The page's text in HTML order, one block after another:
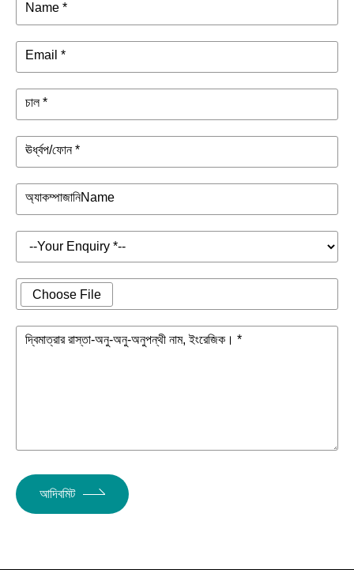
Name *
Email *
চাল *
ঊর্ধ্বপ/ফোন *
অ্যাকম্পাজানিName
Choose File
দ্বিমাত্রার রাস্তা-অনু-অনু-অনুপন্থী নাম, ইংরেজিক। *
আদিবমিট